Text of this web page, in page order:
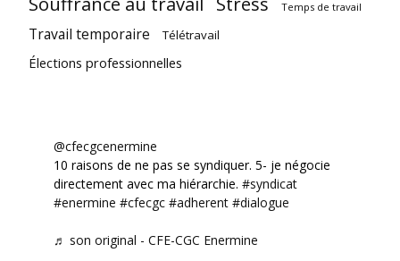
Temps de travail
Travail temporaire Télétravail
Élections professionnelles
@cfecgcenermine
10 raisons de ne pas se syndiquer. 5- je négocie
directement avec ma hiérarchie. #syndicat
#enermine #cfecgc #adherent #dialogue
♬ son original - CFE-CGC Enermine